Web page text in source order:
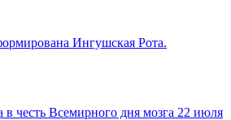
Ингушская Рота.
в честь Всемирного дня мозга 22 июля